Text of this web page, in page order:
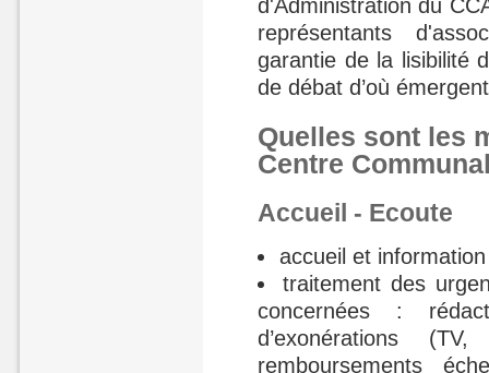
d'Administration du
représentants
garantie de la lisibilité
de débat d’où
Quelles sont les
Centre
Accueil - Ecoute
accueil et
traitement des
concernées :
d’exonérations
remboursements